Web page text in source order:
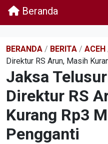
Beranda
BERANDA / BERITA / ACEH
Direktur RS Arun, Masih
Jaksa
Direktur RS
Kurang Rp3
Pengganti